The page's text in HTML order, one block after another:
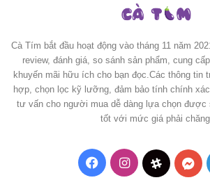
Cà Tím bắt đầu hoạt động vào tháng 11 năm
review, đánh giá, so sánh sản phẩm, cung
khuyến mãi hữu ích cho bạn đọc.Các thông tin
hợp, chọn lọc kỹ lưỡng, đảm bảo tính chính
tư vấn cho người mua dễ dàng lựa chọn được
tốt với mức giá phải
FacebookInstagramThreads